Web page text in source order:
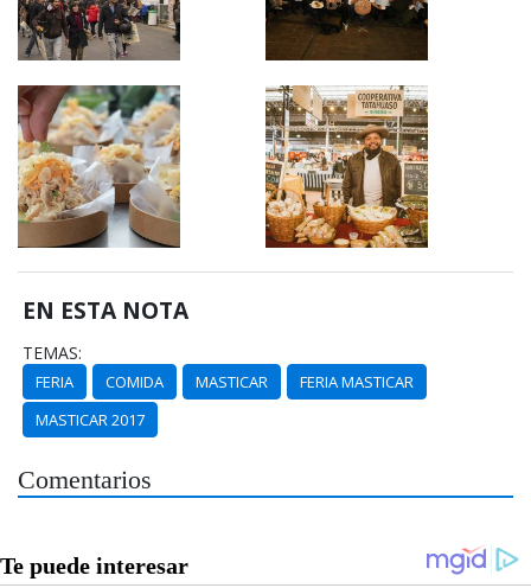
EN ESTA NOTA
TEMAS:
FERIA COMIDA MASTICAR
FERIA MASTICAR
MASTICAR 2017
Comentarios